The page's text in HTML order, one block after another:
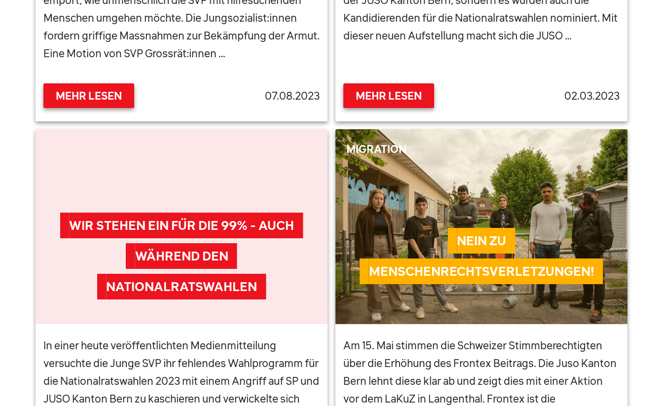
Menschen umgehen möchte. Die Jungsozialist:innen
fordern griffige Massnahmen zur Bekämpfung der Armut.
Eine Motion von SVP Grossrät:innen …
MEHR LESEN 07.08.2023
Kandidierenden für die Nationalratswahlen nominiert. Mit
dieser neuen Aufstellung macht sich die JUSO …
MEHR LESEN 02.03.2023
WIR STEHEN EIN FÜR DIE 99% - AUCH
WÄHREND DEN
NATIONALRATSWAHLEN
In einer heute veröffentlichten Medienmitteilung
versuchte die Junge SVP ihr fehlendes Wahlprogramm für
die Nationalratswahlen 2023 mit einem Angriff auf SP und
JUSO Kanton Bern zu kaschieren und verwickelte sich
NEIN ZU
MENSCHENRECHTSVERLETZUNGEN!
MIGRATION
Am 15. Mai stimmen die Schweizer Stimmberechtigten
über die Erhöhung des Frontex Beitrags. Die Juso Kanton
Bern lehnt diese klar ab und zeigt dies mit einer Aktion
vor dem LaKuZ in Langenthal. Frontex ist die